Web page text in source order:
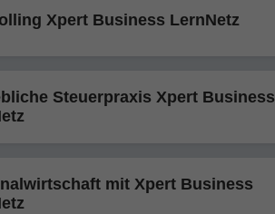
Xpert Business LernNetz
Steuerpraxis Xpert Business
mit Xpert Business